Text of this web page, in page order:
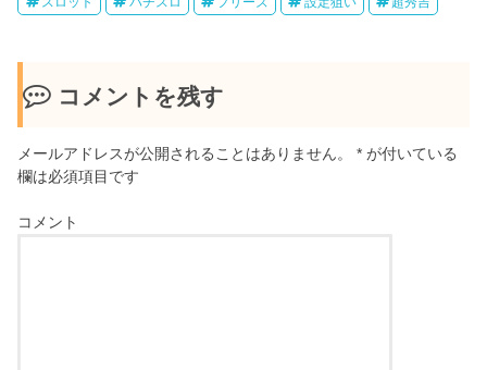
コメントを残す
メールアドレスが公開されることはありません。 * が付いている
欄は必須項目です
コメント